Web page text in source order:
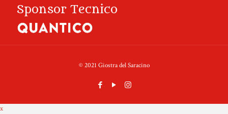
Sponsor Tecnico
© 2021 Giostra del Saracino
x